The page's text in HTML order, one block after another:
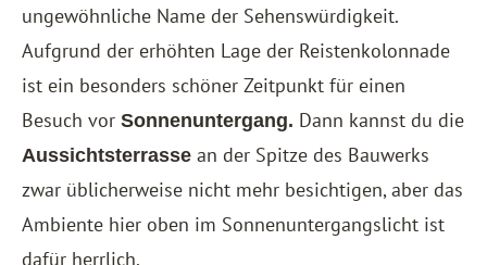
ungewöhnliche Name der Sehenswürdigkeit.
Aufgrund der erhöhten Lage der Reistenkolonnade
ist ein besonders schöner Zeitpunkt für einen
Besuch vor Sonnenuntergang. Dann kannst du die
Aussichtsterrasse an der Spitze des Bauwerks
zwar üblicherweise nicht mehr besichtigen, aber das
Ambiente hier oben im Sonnenuntergangslicht ist
dafür herrlich.